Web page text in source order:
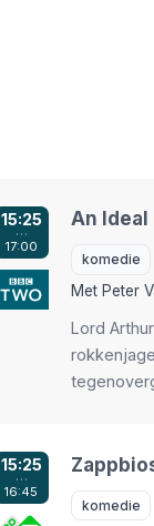
15:25
…
17:00
An Ideal
komedie
Met Peter
Lord
15:25
…
16:45
komedie